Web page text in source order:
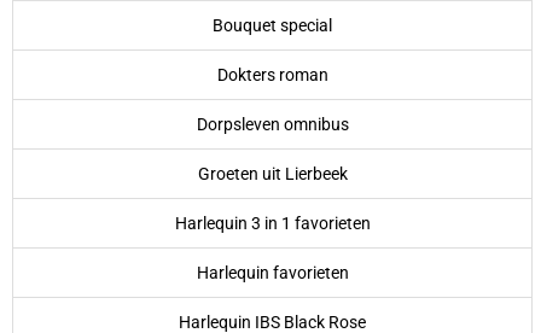
Bouquet special
Dokters roman
Dorpsleven omnibus
Groeten uit Lierbeek
Harlequin 3 in 1 favorieten
Harlequin favorieten
Harlequin IBS Black Rose